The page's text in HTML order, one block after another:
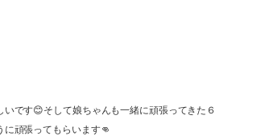
です😊そして娘ちゃんも一緒に頑張ってきた６
頑張ってもらいます👊